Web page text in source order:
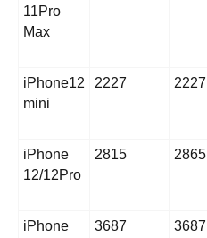
11Pro
Max
iPhone12
mini
2227 2227
iPhone
12/12Pro
2815 2865
iPhone
3687 3687